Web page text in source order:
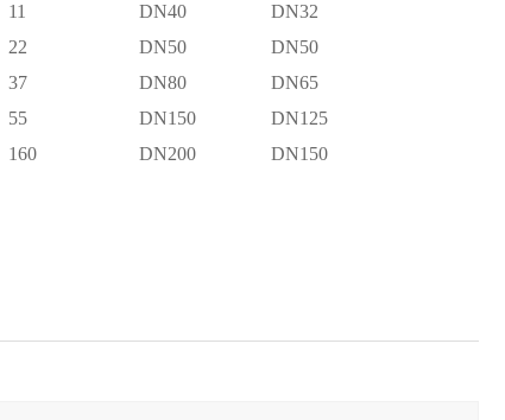
11 DN40
DN32
22 DN50
DN50
37 DN80
DN65
55 DN150
DN125
160 DN200
DN150